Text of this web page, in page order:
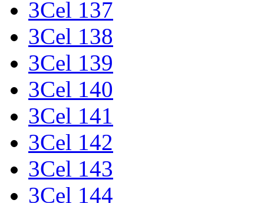
3Cel 137
3Cel 138
3Cel 139
3Cel 140
3Cel 141
3Cel 142
3Cel 143
3Cel 144